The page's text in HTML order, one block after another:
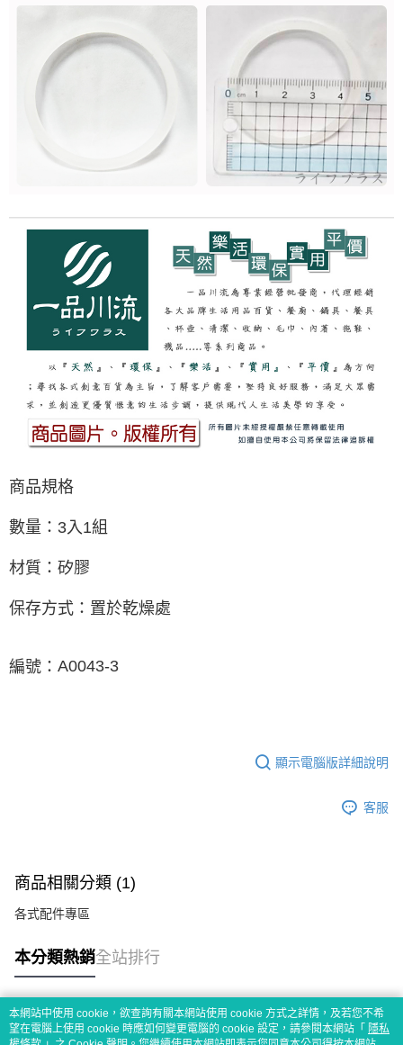
商品規格
數量：3入1組
材質 ： 矽膠
保存方式 ： 置於乾燥處
編號 ： A0043-3
顯示電腦版詳細說明
客服
商品相關分類 (1)
各式配件專區
本分類熱銷全站排行
熱門標籤
本網站中使用 cookie，欲查詢有關本網站使用 cookie 方式之詳情，及若您不希
望在電腦上使用 cookie 時應如何變更電腦的 cookie 設定，請參閱本網站「 隱私